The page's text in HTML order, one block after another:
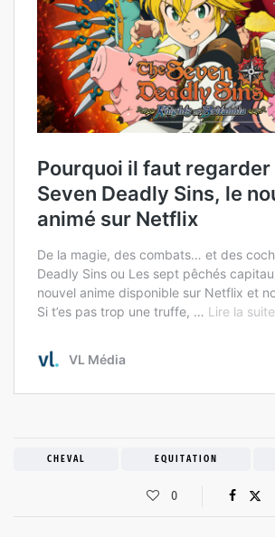
CHEVAL EQUITATION
0